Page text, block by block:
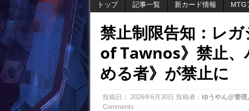
トップ 記事一覧 新カード情報 MTG
禁止制限告知：レ
of Tawnos》禁止、
める者》が禁止に
投稿日： 2026年6月30日 投稿者： ゆうやん@管理
Comments